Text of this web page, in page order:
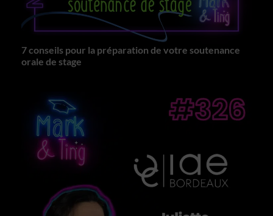
7 conseils pour la préparation de votre soutenance
orale de stage